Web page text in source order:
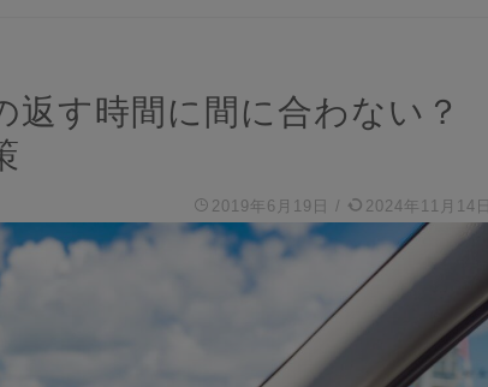
返す時間に間に合わない？
2019年6月19日 / 2024年11月14日